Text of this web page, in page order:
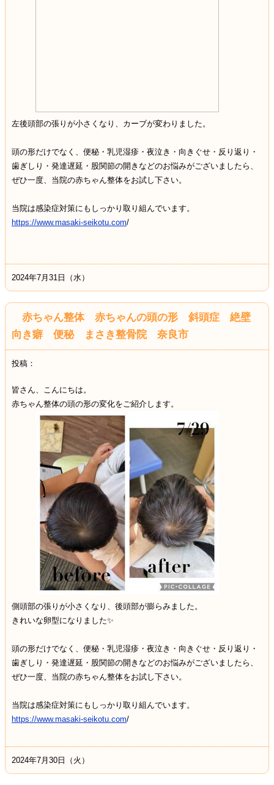
左後頭部の張りが小さくなり、カーブが変わりました。
頭の形だけでなく、便秘・乳児湿疹・夜泣き・向きぐせ・反り返り・
歯ぎしり・発達遅延・股関節の開きなどのお悩みがございましたら、
ぜひ一度、当院の赤ちゃん整体をお試し下さい。
当院は感染症対策にもしっかり取り組んでいます。
https://www.masaki-seikotu.com/
2024年7月31日（水）
赤ちゃん整体 赤ちゃんの頭の形 斜頭症 絶壁
向き癖 便秘 まさき整骨院 奈良市
投稿：
皆さん、こんにちは。
赤ちゃん整体の頭の形の変化をご紹介します。
側頭部の張りが小さくなり、後頭部が膨らみました。
きれいな卵型になりました✨
頭の形だけでなく、便秘・乳児湿疹・夜泣き・向きぐせ・反り返り・
歯ぎしり・発達遅延・股関節の開きなどのお悩みがございましたら、
ぜひ一度、当院の赤ちゃん整体をお試し下さい。
当院は感染症対策にもしっかり取り組んでいます。
https://www.masaki-seikotu.com/
2024年7月30日（火）